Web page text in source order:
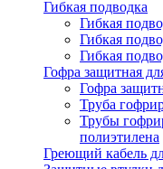
Гибкая подводка
Гибкая
Гибкая
Гибкая
Гофра защитная
Гофра
Труба
Трубы
полиэтилена
Греющий кабель